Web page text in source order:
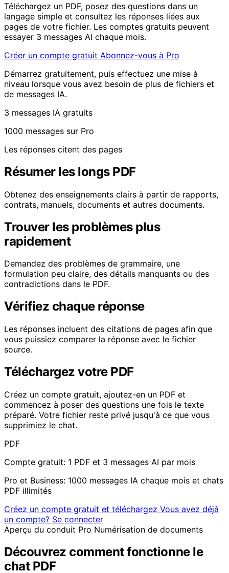
Téléchargez un PDF, posez des questions dans un
langage simple et consultez les réponses liées aux
pages de votre fichier. Les comptes gratuits peuvent
essayer 3 messages AI chaque mois.
Créer un compte gratuit Abonnez-vous à Pro
Démarrez gratuitement, puis effectuez une mise à
niveau lorsque vous avez besoin de plus de fichiers et
de messages IA.
3 messages IA gratuits
1000 messages sur Pro
Les réponses citent des pages
Résumer les longs PDF
Obtenez des enseignements clairs à partir de rapports,
contrats, manuels, documents et autres documents.
Trouver les problèmes plus
rapidement
Demandez des problèmes de grammaire, une
formulation peu claire, des détails manquants ou des
contradictions dans le PDF.
Vérifiez chaque réponse
Les réponses incluent des citations de pages afin que
vous puissiez comparer la réponse avec le fichier
source.
Téléchargez votre PDF
Créez un compte gratuit, ajoutez-en un PDF et
commencez à poser des questions une fois le texte
préparé. Votre fichier reste privé jusqu'à ce que vous
supprimiez le chat.
PDF
Compte gratuit: 1 PDF et 3 messages AI par mois
Pro et Business: 1000 messages IA chaque mois et chats
PDF illimités
Créez un compte gratuit et téléchargez Vous avez déjà
un compte? Se connecter
Aperçu du conduit Pro Numérisation de documents
Découvrez comment fonctionne le
chat PDF